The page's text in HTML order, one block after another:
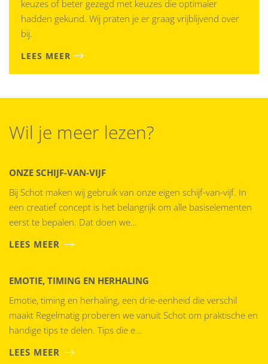
keuzes of beter gezegd met keuzes die optimaler
hadden gekund. Wij praten je er graag vrijblijvend over
bij.
LEES MEER
Wil je meer lezen?
ONZE SCHIJF-VAN-VIJF
Bij Schot maken wij gebruik van onze eigen schijf-van-vijf. In
een creatief concept is het belangrijk om alle basiselementen
eerst te bepalen. Dat doen we…
LEES MEER
EMOTIE, TIMING EN HERHALING
Emotie, timing en herhaling, een drie-eenheid die verschil
maakt Regelmatig proberen we vanuit Schot om praktische en
handige tips te delen. Tips die e…
LEES MEER